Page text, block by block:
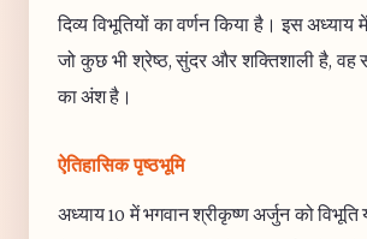
दिव्य विभूतियों का वर्णन किया है। इस अध्याय
जो कुछ भी श्रेष्ठ, सुंदर और शक्तिशाली है,
का अंश है।
ऐतिहासिक पृष्ठभूमि
अध्याय 10 में भगवान श्रीकृष्ण अर्जुन को